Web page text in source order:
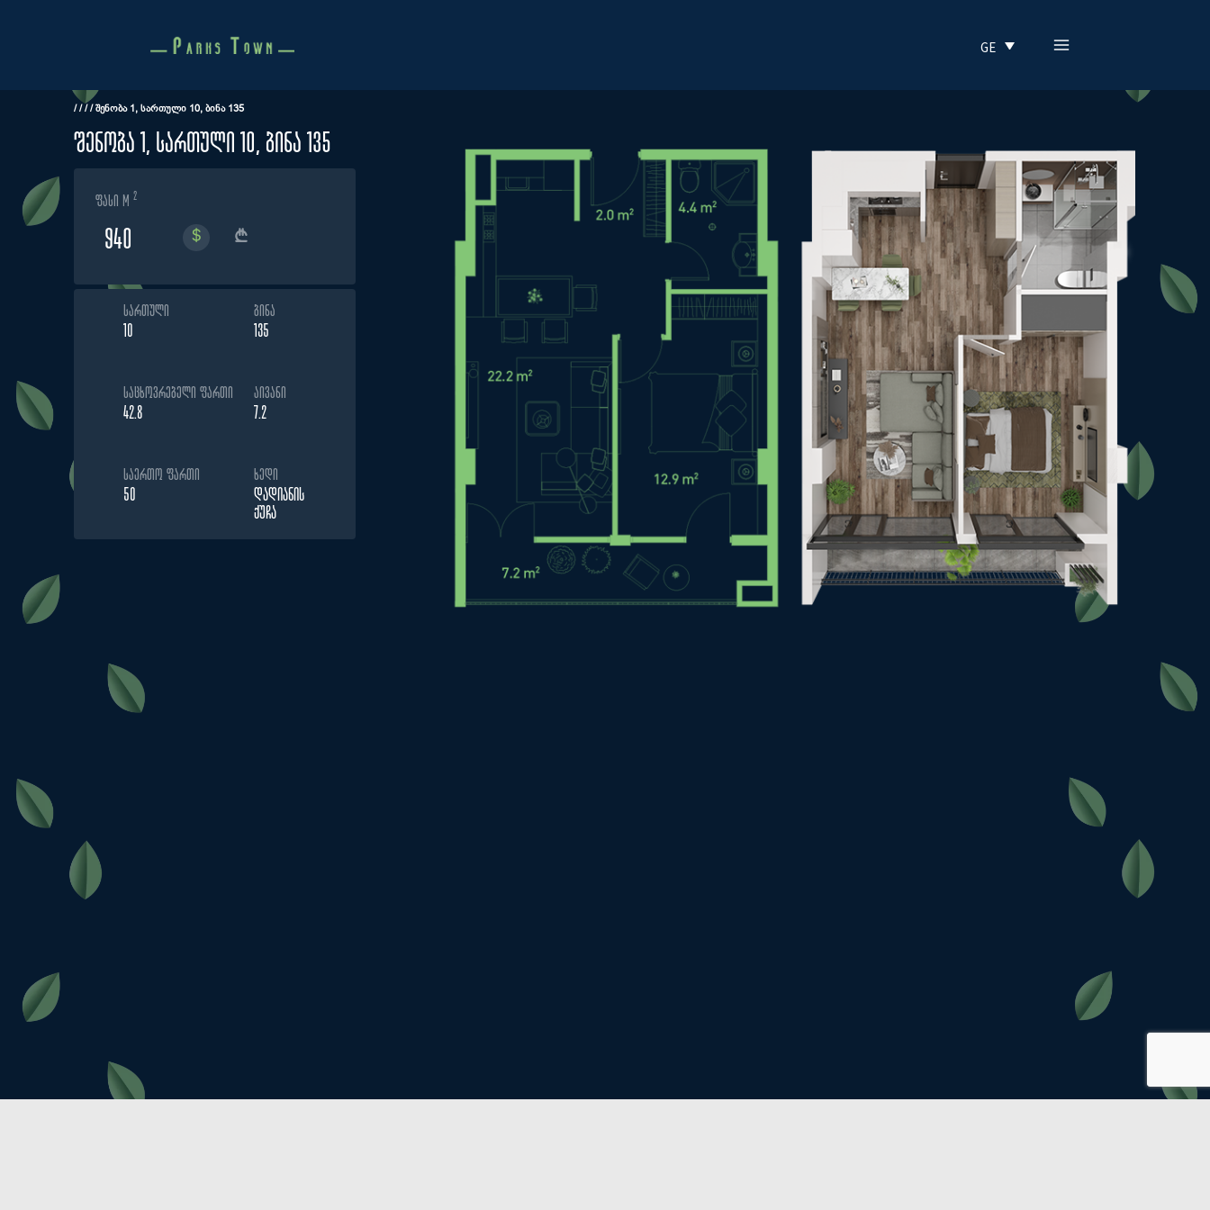
GE
////ᲨᲔᲜᲝᲑᲐ 1, ᲡᲐᲠᲗᲣᲚᲘ 10, ᲑᲘᲜᲐ 135
შენობა 1, სართული 10, ბინა 135
ფასი m 2
940
ᲡᲐᲠᲗᲣᲚᲘ
10
ᲑᲘᲜᲐ
135
ᲡᲐᲪᲮᲝᲕᲠᲔᲑᲔᲚᲘ ᲤᲐᲠᲗᲘ
42.8
ᲐᲘᲕᲐᲜᲘ
7.2
ᲡᲐᲔᲠᲗᲝ ᲤᲐᲠᲗᲘ
50
ᲮᲔᲓᲘ
ᲓᲐᲓᲘᲐᲜᲘᲡ
ᲥᲣᲩᲐ